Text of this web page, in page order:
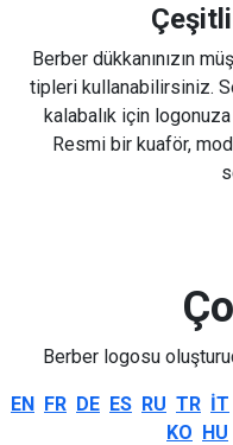
Berber dükkanınızın
tipleri kullanabilirsiniz.
kalabalık için
Resmi bir kuaför,
Berber logosu
EN FR DE ES RU TR IT
KO HU